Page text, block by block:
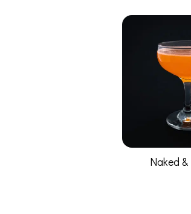
Naked